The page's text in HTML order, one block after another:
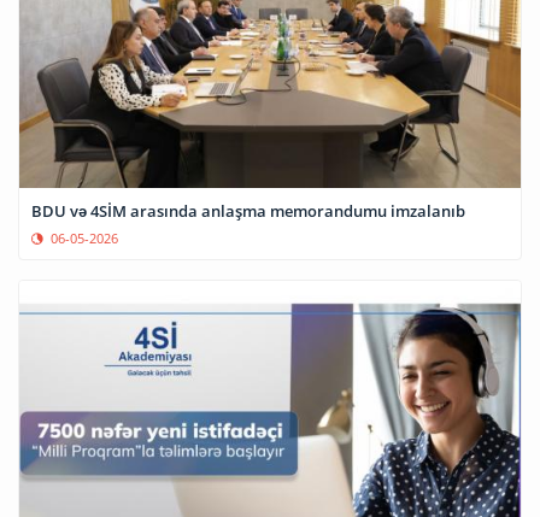
BDU və 4SİM arasında anlaşma memorandumu imzalanıb
06-05-2026